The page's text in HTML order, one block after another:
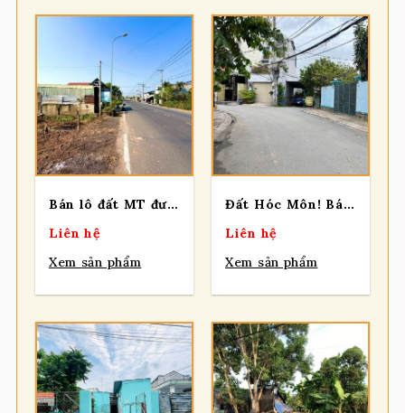
Bán lô đất MT đường NGUYỄN VĂN KHẠ, 204m2, full thổ cư, xã Phú Hòa Đông.
Liên hệ
Xem sản phẩm
Đất Hóc Môn! Bán 03 lô F0 mt đường Ấp Đông 3, dt 121m2, thổ cư, xã Thới Tam Thôn
Liên hệ
Xem sản phẩm